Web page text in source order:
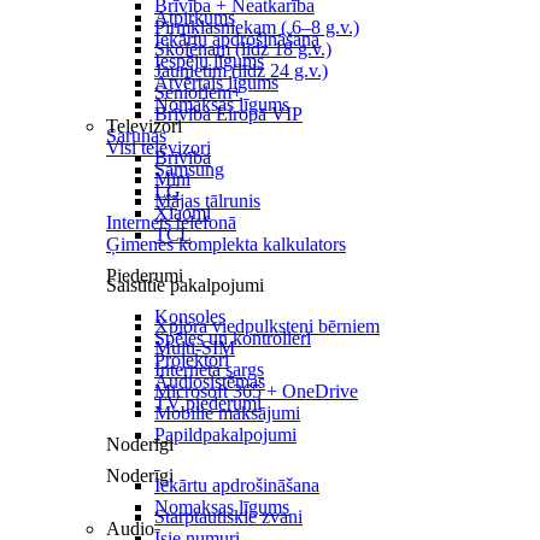
Brīvība + Neatkarība
Pirmklasniekam ( 6–8 g.v.)
Skolēnam (līdz 18 g.v.)
Jaunietim (līdz 24 g.v.)
Senioriem+
Brīvība Eiropā VIP
Sarunas
Brīvība
Mini
Mājas tālrunis
Internets telefonā
Ģimenes komplekta kalkulators
Saistītie pakalpojumi
Xplora viedpulksteņi bērniem
Multi-SIM
Interneta sargs
Microsoft 365 + OneDrive
Mobilie maksājumi
Papildpakalpojumi
Noderīgi
Starptautiskie zvani
Atpirkums
Iekārtu apdrošināšana
Iespēju līgums
Atvērtais līgums
Nomaksas līgums
Televizori
Visi televizori
Samsung
LG
Xiaomi
TCL
Piederumi
Konsoles
Spēles un kontrolieri
Projektori
Audiosistēmas
TV piederumi
Noderīgi
Iekārtu apdrošināšana
Nomaksas līgums
Audio